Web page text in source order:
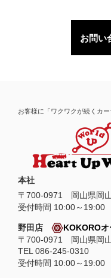
お問い
お客様に「ワクワクが続くカ
本社
〒 700-0971 岡山県岡
受付時間 10:00～19:00
野田店
KOKORO
〒700-0971 岡山県岡
TEL 086-245-0310
受付時間 10:00～19:00